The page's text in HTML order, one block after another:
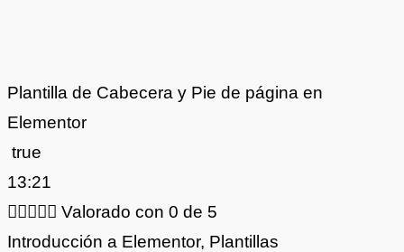
Plantilla de Cabecera y Pie de página en
Elementor
true
13:21
 Valorado con 0 de 5
Introducción a Elementor, Plantillas